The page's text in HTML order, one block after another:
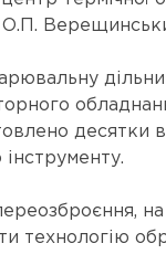
О.П.
десятки
технологію